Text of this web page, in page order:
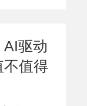
AI驱动
不值得